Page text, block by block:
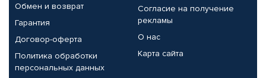
Обмен и возврат
Гарантия
Договор-оферта
Политика обработки
персональных данных
Согласие на получение
рекламы
О нас
Карта сайта